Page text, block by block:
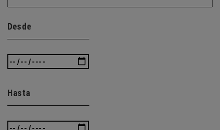
Desde
Hasta